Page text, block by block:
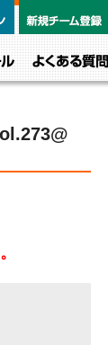
・クラス